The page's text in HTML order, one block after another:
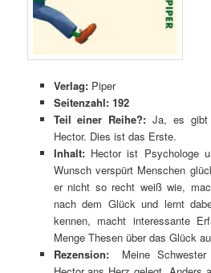
Verlag: Piper
Seitenzahl: 192
Teil einer Reihe?:Ja, es gibt
Hector. Dies ist das Erste.
Inhalt: Hector ist Psychologe
Wunsch verspürt Menschen
er nicht so recht weiß wie,
nach dem Glück und lernt
kennen, macht interessante
Menge Thesen über das Glück
Rezension: Meine